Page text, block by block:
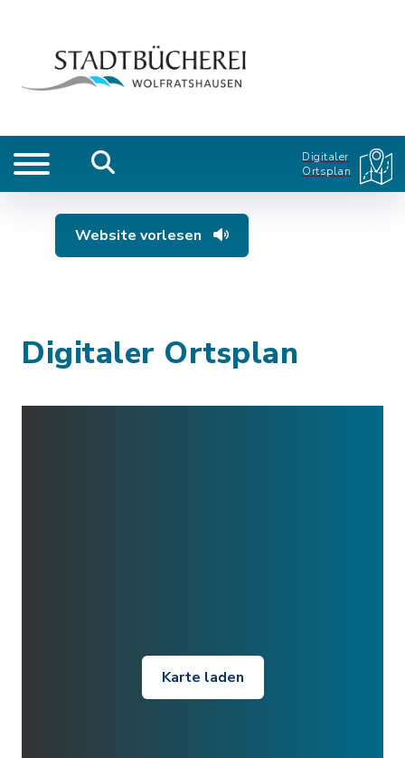
Digitaler
Ortsplan
Website vorlesen
Digitaler Ortsplan
Karte laden